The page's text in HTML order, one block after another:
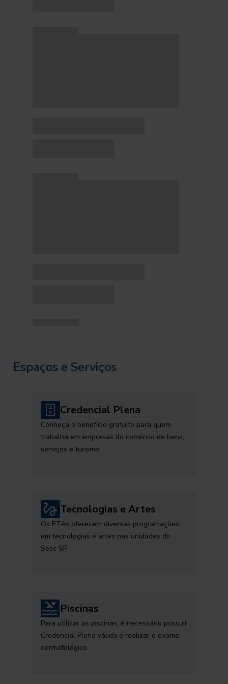
Espaços e Serviços
Credencial Plena
Conheça o benefício gratuito para quem
trabalha em empresas do comércio de bens,
serviços e turismo
Tecnologias e Artes
Os ETAs oferecem diversas programações
em tecnologias e artes nas unidades do
Sesc SP
Piscinas
Para utilizar as piscinas, é necessário possuir
Credencial Plena válida e realizar o exame
dermatológico